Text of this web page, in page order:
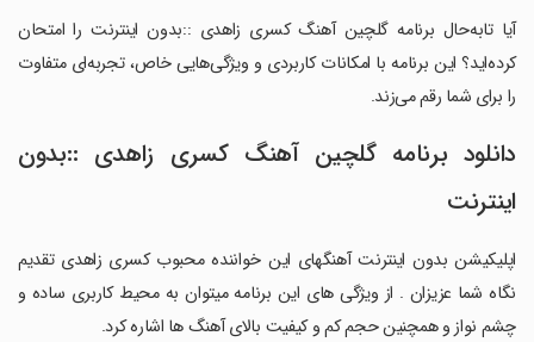
آیا تابه‌حال برنامه گلچین آهنگ کسری زاهدی ::بدون اینترنت را امتحان
کرده‌اید؟ این برنامه با امکانات کاربردی و ویژگی‌هایی خاص، تجربه‌ای متفاوت
را برای شما رقم می‌زند.
دانلود برنامه گلچین آهنگ کسری زاهدی ::بدون
اینترنت
اپلیکیشن بدون اینترنت آهنگهای این خواننده محبوب کسری زاهدی تقدیم
نگاه شما عزیزان . از ویژگی های این برنامه میتوان به محیط کاربری ساده و
چشم نواز و همچنین حجم کم و کیفیت بالای آهنگ ها اشاره کرد.